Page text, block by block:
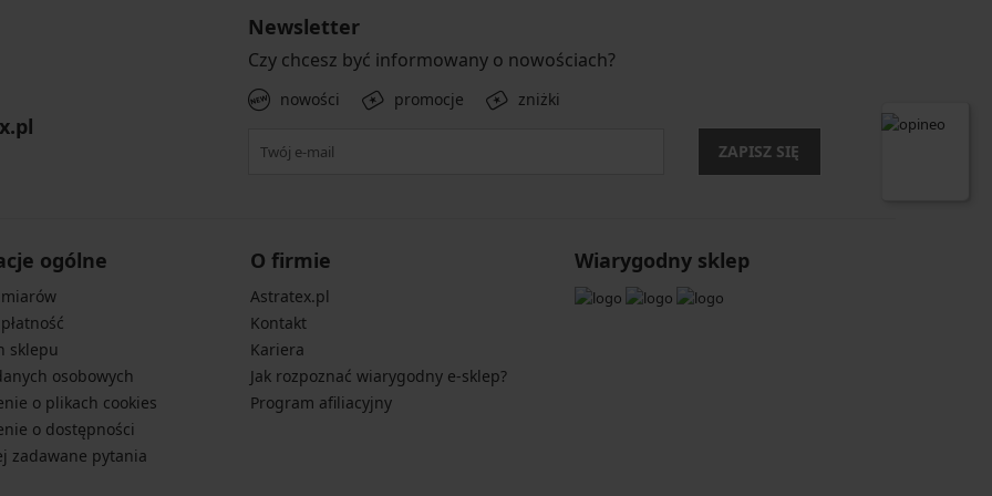
Newsletter
Czy chcesz być informowany o nowościach?
nowości promocje zniżki
ZAPISZ SIĘ
ogólne
sklepu
osobowych
o plikach cookies
o dostępności
zadawane pytania
O firmie
Astratex.pl
Kontakt
Kariera
Jak rozpoznać wiarygodny e-sklep?
Program afiliacyjny
Wiarygodny sklep